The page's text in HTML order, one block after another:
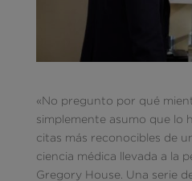
«No pregunto por qué
simplemente asumo que lo
citas más reconocibles de
ciencia médica llevada a la
Gregory House. Una serie